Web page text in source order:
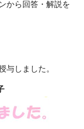
から回答・解説を
与しました。